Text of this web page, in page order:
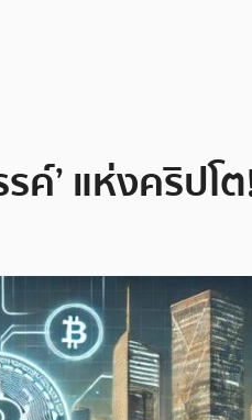
รค์’ แห่งคริ